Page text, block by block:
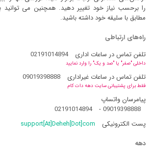
را برحسب نیاز خود تغییر دهید. همچنین می توانید
مطابق با سلیقه خود داشته باشید.
راه‌های ارتباطی
تلفن تماس در ساعات اداری
02191014894
داخلی "صفر" یا "صد و یک" را وارد نمایید
تلفن تماس در ساعات غیراداری 09019398888
فقط برای پشتیبانی سایت دهه دات کام
پیامرسان واتساپ
09019398888
-
02191014894
پست الکترونیکی
support[At]Deheh[Dot]com
دهه